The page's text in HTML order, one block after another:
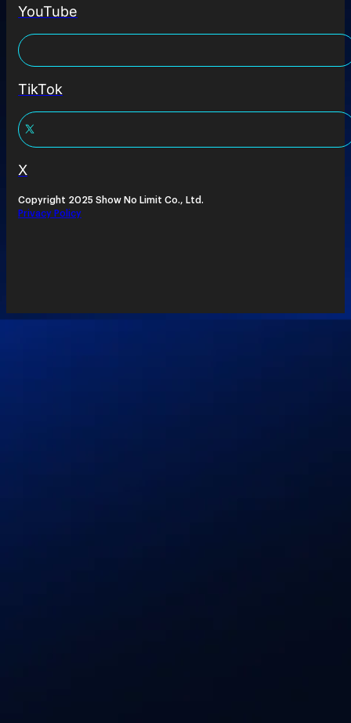
YouTube
TikTok
X
Copyright 2025 Show No Limit Co., Ltd.
Privacy Policy